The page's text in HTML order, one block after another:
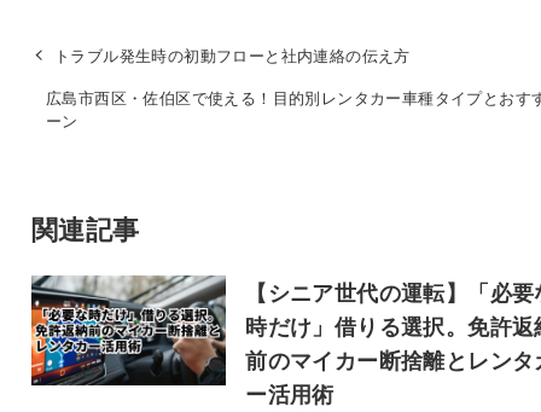
トラブル発生時の初動フローと社内連絡の伝え方
広島市西区・佐伯区で使える！目的別レンタカー車種タイプとおす
ーン
関連記事
【シニア世代の運転】「必要
時だけ」借りる選択。免許返
前のマイカー断捨離とレンタ
ー活用術